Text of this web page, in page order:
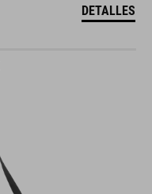
DETALLES